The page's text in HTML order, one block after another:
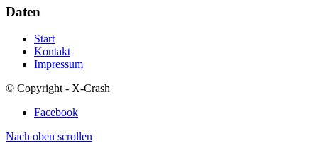
Daten
Start
Kontakt
Impressum
© Copyright - X-Crash
Facebook
Nach oben scrollen